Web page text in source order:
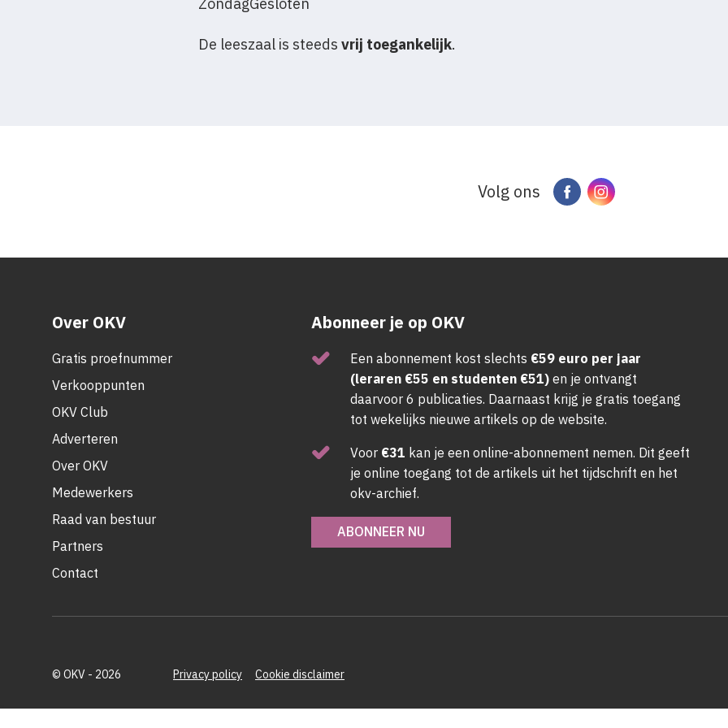
De leeszaal is steeds vrij toegankelijk.
Volg ons FacebookInstagram
Over OKV
Gratis proefnummer
Verkooppunten
OKV Club
Adverteren
Over OKV
Medewerkers
Raad van bestuur
Partners
Contact
Abonneer je op OKV
Een abonnement kost slechts €59 euro per jaar
(leraren €55 en studenten €51)en je ontvangt
daarvoor 6 publicaties. Daarnaast krijg je gratis toegang
tot wekelijks nieuwe artikels op de website.
Voor €31 kan je een online-abonnement nemen. Dit geeft
je online toegang tot de artikels uit het tijdschrift en het
okv-archief.
ABONNEER NU
Footer
© OKV - 2026 Privacy policy Cookie disclaimer